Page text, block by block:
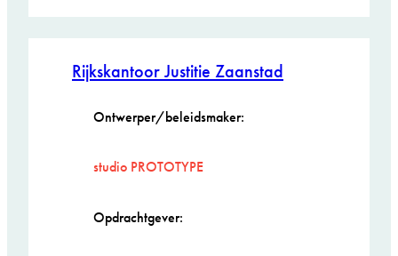
Rijkskantoor Justitie Zaanstad
Ontwerper/beleidsmaker:
studio PROTOTYPE
Opdrachtgever: